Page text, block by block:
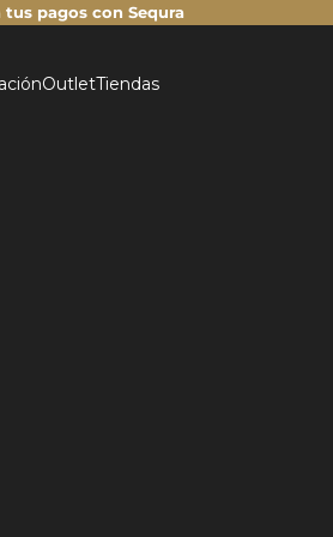
tus pagos con Sequra
OutletTiendas